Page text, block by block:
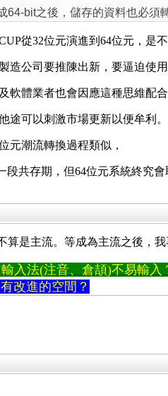
64-bit之後，儲存的資料也必須
從32位元演進到64位元，是
造公司要推陳出新，要逼迫使用
軟體業者也會因應這種思維配合
途可以刺激市場更新以便牟利。
元潮流轉換過程類似，
段共存期，但64位元系統終究會
算是主流。等成為主流之後，
入法(注音、倉頡)不易輸
改進的空間？